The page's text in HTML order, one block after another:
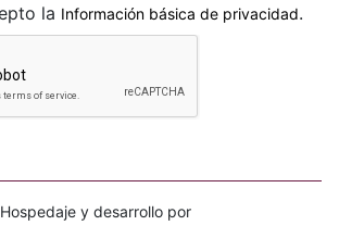
He leido y acepto la Información básica de privacidad.
Hospedaje y desarrollo por